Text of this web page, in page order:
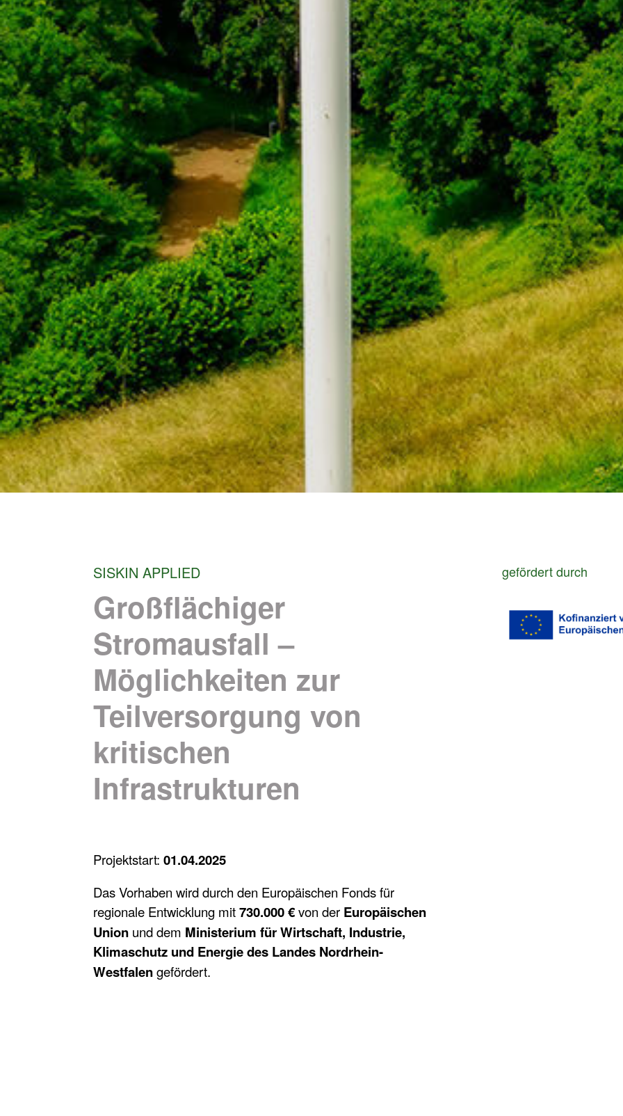
SISKIN APPLIED
Großflächiger
Stromausfall –
Möglichkeiten zur
Teilversorgung von
kritischen
Infrastrukturen
Projektstart:01.04.2025
Das Vorhaben wird durch den Europäischen Fonds für
regionale Entwicklung mit730.000 €von der Europäischen
Union und dem Ministerium für Wirtschaft, Industrie,
Klimaschutz und Energie des Landes Nordrhein-
Westfalengefördert.
gefördert durch